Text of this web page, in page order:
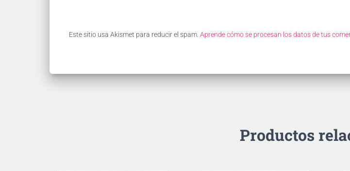
Este sitio usa Akismet para reducir el spam. Aprende cómo se procesan los datos de tus
Productos